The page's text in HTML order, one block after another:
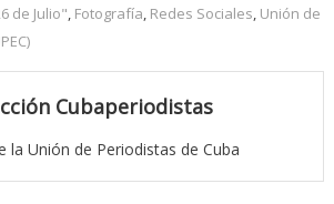
de Julio", Fotografía, Redes Sociales, Unión de
Cubaperiodistas
la Unión de Periodistas de Cuba